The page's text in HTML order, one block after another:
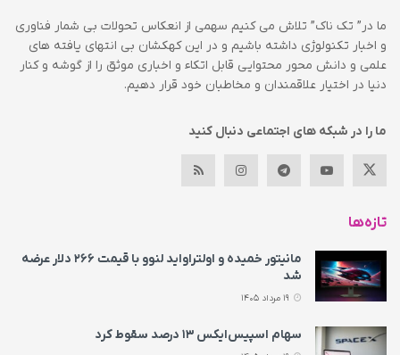
ما در” تک ناک” تلاش می کنیم سهمی از انعکاس تحولات بی شمار فناوری
و اخبار تکنولوژی داشته باشیم و در این کهکشان بی انتهای یافته های
علمی و دانش محور محتوایی قابل اتکاء و اخباری موثق را از گوشه و کنار
دنیا در اختیار علاقمندان و مخاطبان خود قرار دهیم.
ما را در شبکه های اجتماعی دنبال کنید
تازه‌ها
مانیتور خمیده و اولتراواید لنوو با قیمت ۲۶۶ دلار عرضه
شد
سهام اسپیس‌ایکس ۱۳ درصد سقوط کرد